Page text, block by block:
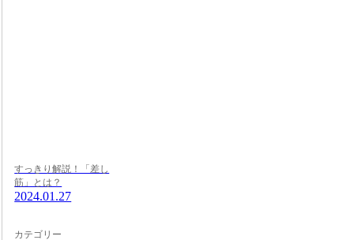
すっきり解説！「差し
筋」とは？
2024.01.27
カテゴリー